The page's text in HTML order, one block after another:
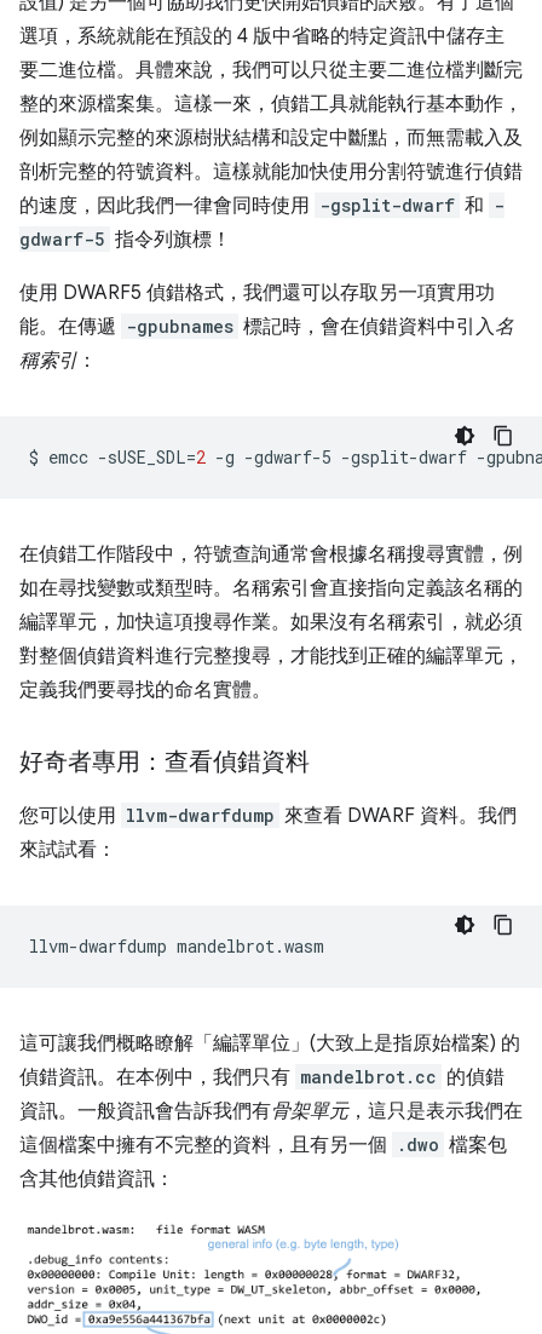
選項，系統就能在預設的 4 版中省略的特定資訊中儲存主
要二進位檔。具體來說，我們可以只從主要二進位檔判斷完
整的來源檔案集。這樣一來，偵錯工具就能執行基本動作，
例如顯示完整的來源樹狀結構和設定中斷點，而無需載入及
剖析完整的符號資料。這樣就能加快使用分割符號進行偵錯
的速度，因此我們一律會同時使用 -gsplit-dwarf 和 -
gdwarf-5 指令列旗標！
使用 DWARF5 偵錯格式，我們還可以存取另一項實用功
能。在傳遞 -gpubnames 標記時，會在偵錯資料中引入名
稱索引 ：
$ emcc -sUSE_SDL=2 -g -gdwarf-5 -gsplit-dwarf -
在偵錯工作階段中，符號查詢通常會根據名稱搜尋實體，例
如在尋找變數或類型時。名稱索引會直接指向定義該名稱的
編譯單元，加快這項搜尋作業。如果沒有名稱索引，就必須
對整個偵錯資料進行完整搜尋，才能找到正確的編譯單元，
定義我們要尋找的命名實體。
好奇者專用：查看偵錯資料
您可以使用 llvm-dwarfdump 來查看 DWARF 資料。我們
來試試看：
llvm-dwarfdump
這可讓我們概略瞭解「編譯單位」(大致上是指原始檔案) 的
偵錯資訊。在本例中，我們只有 mandelbrot.cc 的偵錯
資訊。一般資訊會告訴我們有骨架單元，這只是表示我們在
這個檔案中擁有不完整的資料，且有另一個
.dwo 檔案包
含其他偵錯資訊：